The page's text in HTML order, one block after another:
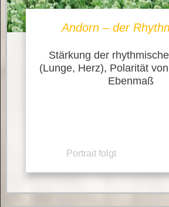
Andorn – der
Stärkung der
(Lunge, Herz), Polarität
Ebenmaß
Portrait folgt